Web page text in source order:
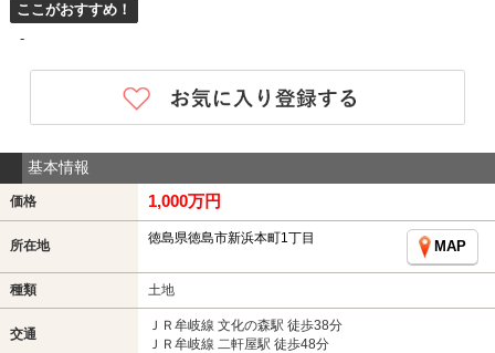
ここがおすすめ！
-
基本情報
価格 1,000万円
所在地 徳島県徳島市新浜本町1丁目
MAP
種類 土地
交通
ＪＲ牟岐線 文化の森駅 徒歩38分
ＪＲ牟岐線 二軒屋駅 徒歩48分